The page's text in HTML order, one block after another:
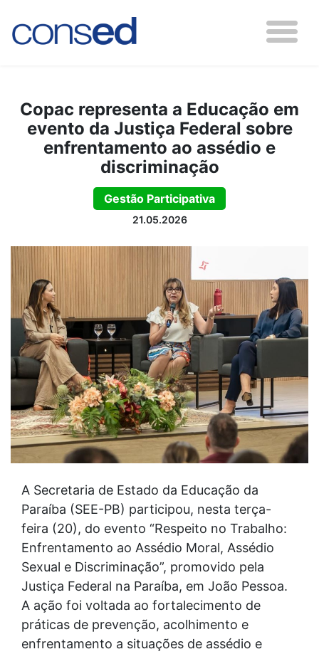
Copac representa a Educação em
evento da Justiça Federal sobre
enfrentamento ao assédio e
discriminação
Gestão Participativa
21.05.2026
A Secretaria de Estado da Educação da
Paraíba (SEE-PB) participou, nesta terça-
feira (20), do evento “Respeito no Trabalho:
Enfrentamento ao Assédio Moral, Assédio
Sexual e Discriminação”, promovido pela
Justiça Federal na Paraíba, em João Pessoa.
A ação foi voltada ao fortalecimento de
práticas de prevenção, acolhimento e
enfrentamento a situações de assédio e